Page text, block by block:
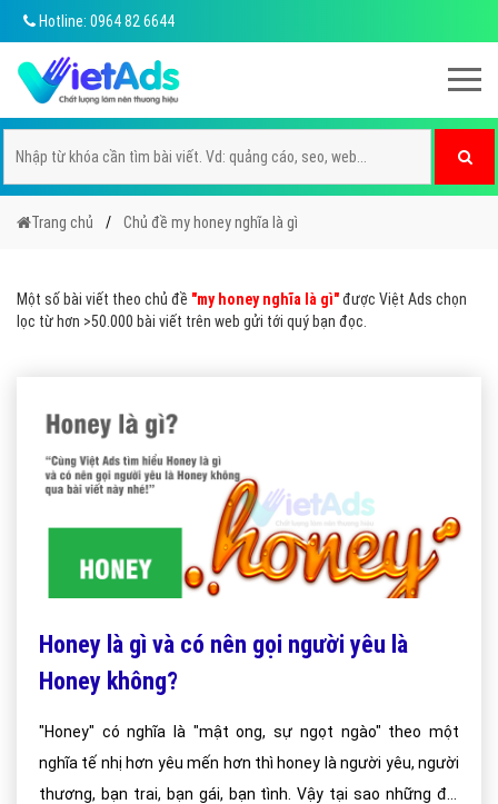
Hotline: 0964 82 6644
Trang chủ Chủ đề my honey nghĩa là gì
Một số bài viết theo chủ đề "my honey nghĩa là gì"được Việt Ads chọn
lọc từ hơn >50.000 bài viết trên web gửi tới quý bạn đọc.
Honey là gì và có nên gọi người yêu là
Honey không?
"Honey" có nghĩa là "mật ong, sự ngọt ngào" theo một
nghĩa tế nhị hơn yêu mến hơn thì honey là người yêu, người
thương, bạn trai, bạn gái, bạn tình. Vậy tại sao những đôi